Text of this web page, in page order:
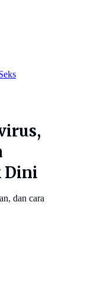
Dini
dan cara